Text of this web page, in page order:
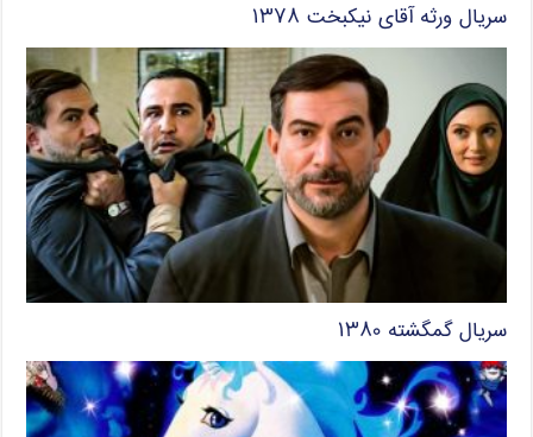
سریال ورثه آقای نیکبخت ۱۳۷۸
سریال گمگشته ۱۳۸۰